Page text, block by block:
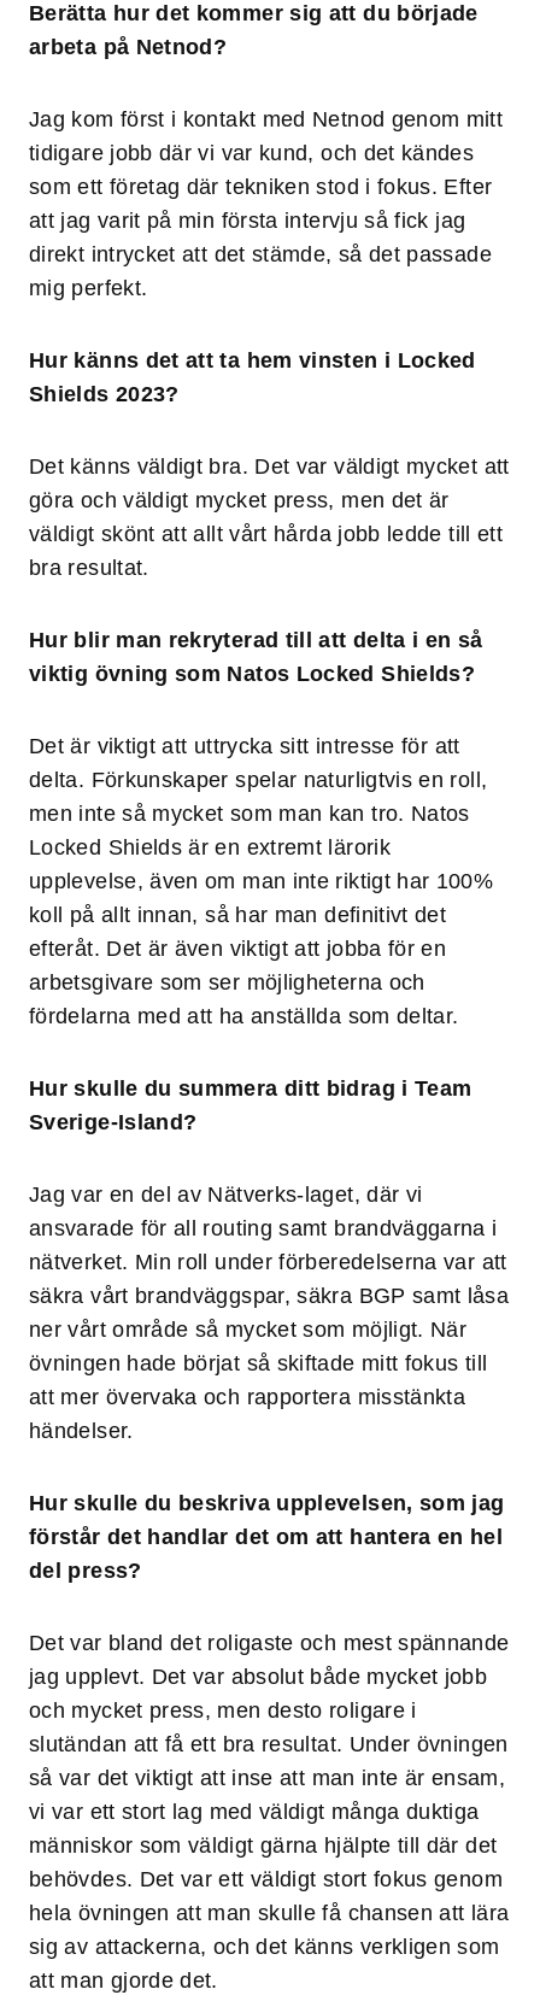
Berätta hur det kommer sig att du började
arbeta på Netnod?
Jag kom först i kontakt med Netnod genom mitt
tidigare jobb där vi var kund, och det kändes
som ett företag där tekniken stod i fokus. Efter
att jag varit på min första intervju så fick jag
direkt intrycket att det stämde, så det passade
mig perfekt.
Hur känns det att ta hem vinsten i Locked
Shields 2023?
Det känns väldigt bra. Det var väldigt mycket att
göra och väldigt mycket press, men det är
väldigt skönt att allt vårt hårda jobb ledde till ett
bra resultat.
Hur blir man rekryterad till att delta i en så
viktig övning som Natos Locked Shields?
Det är viktigt att uttrycka sitt intresse för att
delta. Förkunskaper spelar naturligtvis en roll,
men inte så mycket som man kan tro. Natos
Locked Shields är en extremt lärorik
upplevelse, även om man inte riktigt har 100%
koll på allt innan, så har man definitivt det
efteråt. Det är även viktigt att jobba för en
arbetsgivare som ser möjligheterna och
fördelarna med att ha anställda som deltar.
Hur skulle du summera ditt bidrag i Team
Sverige-Island?
Jag var en del av Nätverks-laget, där vi
ansvarade för all routing samt brandväggarna i
nätverket. Min roll under förberedelserna var att
säkra vårt brandväggspar, säkra BGP samt låsa
ner vårt område så mycket som möjligt. När
övningen hade börjat så skiftade mitt fokus till
att mer övervaka och rapportera misstänkta
händelser.
Hur skulle du beskriva upplevelsen, som jag
förstår det handlar det om att hantera en hel
del press?
Det var bland det roligaste och mest spännande
jag upplevt. Det var absolut både mycket jobb
och mycket press, men desto roligare i
slutändan att få ett bra resultat. Under övningen
så var det viktigt att inse att man inte är ensam,
vi var ett stort lag med väldigt många duktiga
människor som väldigt gärna hjälpte till där det
behövdes. Det var ett väldigt stort fokus genom
hela övningen att man skulle få chansen att lära
sig av attackerna, och det känns verkligen som
att man gjorde det.